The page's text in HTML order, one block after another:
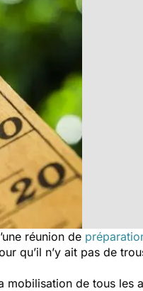
réunion de
qu’il n’y ait pas de
mobilisation de tous les